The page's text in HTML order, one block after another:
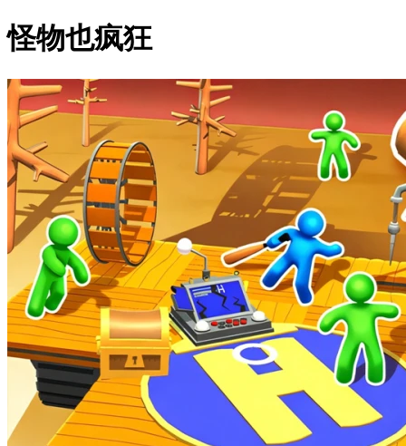
怪物也疯狂